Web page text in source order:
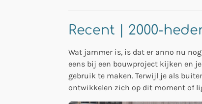
Recent | 2000-
Wat jammer is, is dat er anno nu
eens bij een bouwproject kijken en
gebruik te maken. Terwijl je als
ontwikkelen zich op dit moment of